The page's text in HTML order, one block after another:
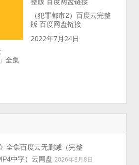
全集
（犯罪都市2）百度云完整
版 百度网盘链接
2022年7月24日
》全集百度云无删减（完整
中字）云网盘 2026年8月8日